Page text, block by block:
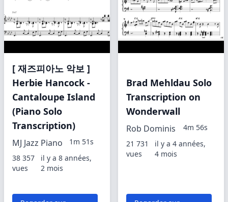
[ 재즈피아노 악보 ]
Herbie Hancock -
Cantaloupe Island
(Piano Solo
Transcription)
MJ Jazz Piano
1m 51s
38 357
vues
il y a 8 années,
2 mois
Brad Mehldau Solo
Transcription on
Wonderwall
Rob Dominis
4m 56s
21 731
vues
il y a 4 années,
4 mois